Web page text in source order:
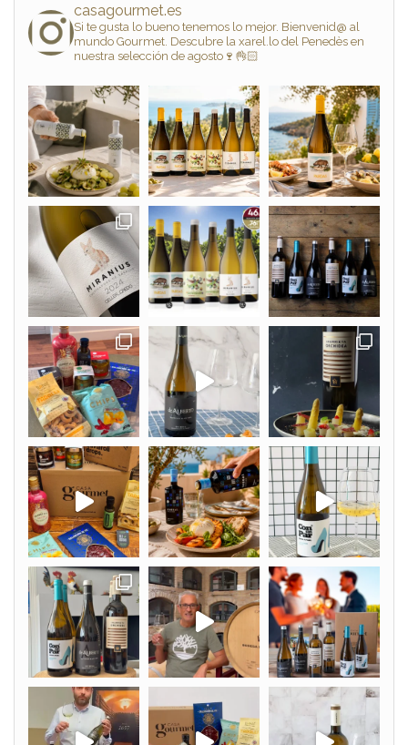
casagourmet.es
Si te gusta lo bueno tenemos lo mejor. Bienvenid@ al
mundo Gourmet. Descubre la xarel.lo del Penedès en
nuestra selección de agosto🍷👌🏻